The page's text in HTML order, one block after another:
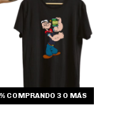
COMPRANDO 3 O MÁS